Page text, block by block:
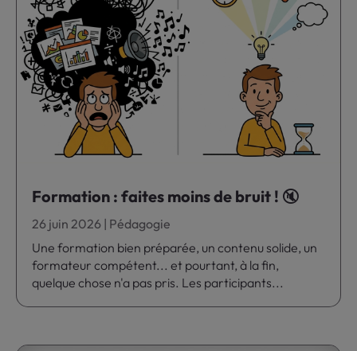
Formation : faites moins de bruit ! 🔇
26 juin 2026 | Pédagogie
Une formation bien préparée, un contenu solide, un
formateur compétent... et pourtant, à la fin,
quelque chose n'a pas pris. Les participants...